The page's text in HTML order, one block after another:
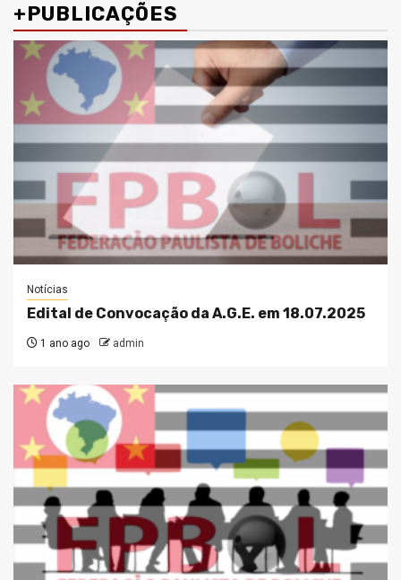
+PUBLICAÇÕES
Notícias
Edital de Convocação da A.G.E. em 18.07.2025
1 ano ago admin